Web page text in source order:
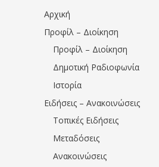
Αρχική
Προφίλ – Διοίκηση
Προφίλ – Διοίκηση
Δημοτική Ραδιοφωνία
Ιστορία
Ειδήσεις – Ανακοινώσεις
Τοπικές Ειδήσεις
Μεταδόσεις
Ανακοινώσεις